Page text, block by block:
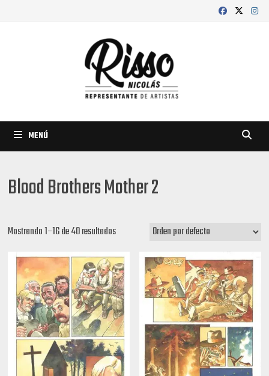
MENÚ
Blood Brothers Mother 2
Mostrando 1–16 de 40 resultados